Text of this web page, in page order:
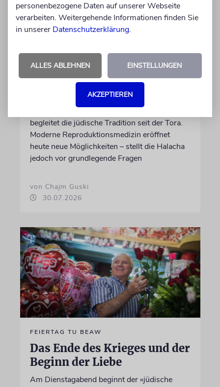
ETHIK
Geliehene Mütter?
begleitet die jüdische Tradition seit der Tora.
Moderne Reproduktionsmedizin eröffnet
heute neue Möglichkeiten – stellt die Halacha
jedoch vor grundlegende Fragen
von Chajm Guski
30.07.2026
FEIERTAG TU BEAW
Das Ende des Krieges und der
Beginn der Liebe
Am Dienstagabend beginnt der »jüdische
personenbezogene Daten auf unserer Webseite
verarbeiten. Weitergehende Informationen finden Sie
in unserer Datenschutzerklärung.
ALLES ABLEHNEN EINSTELLUNGEN
AKZEPTIEREN